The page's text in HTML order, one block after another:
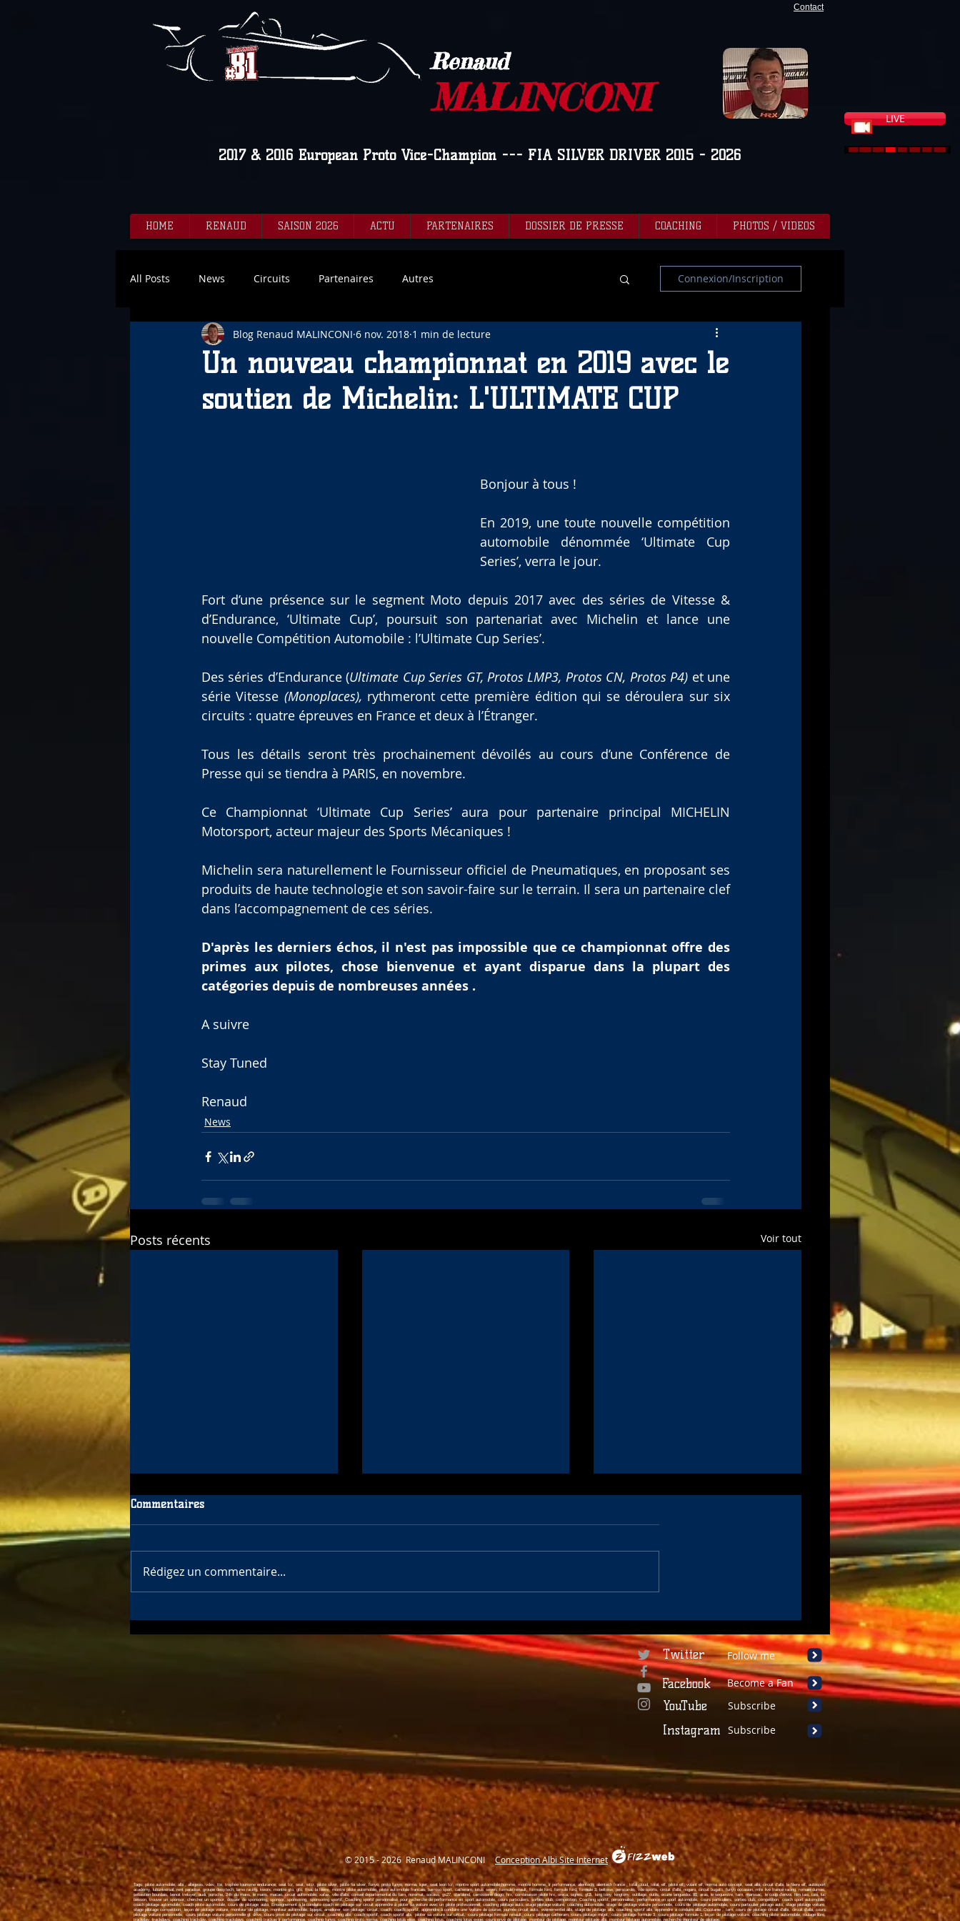
LIVE
Renaud
MALINCONI
Contact
2017 & 2016 European Proto Vice-Champion --- FIA SILVER DRIVER 2015 - 2026
HOME RENAUD SAISON 2026 ACTU PARTENAIRES DOSSIER DE PRESSE COACHING PHOTOS / VIDEOS
All Posts News Circuits Partenaires Autres Connexion/Inscription
Un nouveau championnat en 2019 avec le
soutien de Michelin: L'ULTIMATE CUP
Blog Renaud MALINCONI 6 nov. 2018 1 min de lecture
Bonjour à tous !
En 2019, une toute nouvelle compétition
automobile dénommée ‘Ultimate Cup
Series’, verra le jour.
Fort d’une présence sur le segment Moto depuis 2017 avec des séries de Vitesse &
d’Endurance, ‘Ultimate Cup’, poursuit son partenariat avec Michelin et lance une
nouvelle Compétition Automobile : l’Ultimate Cup Series’.
Des séries d’Endurance (Ultimate Cup Series GT, Protos LMP3, Protos CN, Protos P4) et une
série Vitesse (Monoplaces), rythmeront cette première édition qui se déroulera sur six
circuits : quatre épreuves en France et deux à l’Étranger.
Tous les détails seront très prochainement dévoilés au cours d’une Conférence de
Presse qui se tiendra à PARIS, en novembre.
Ce Championnat ‘Ultimate Cup Series’ aura pour partenaire principal MICHELIN
Motorsport, acteur majeur des Sports Mécaniques !
Michelin sera naturellement le Fournisseur officiel de Pneumatiques, en proposant ses
produits de haute technologie et son savoir-faire sur le terrain. Il sera un partenaire clef
dans l’accompagnement de ces séries.
D'après les derniers échos, il n'est pas impossible que ce championnat offre des
primes aux pilotes, chose bienvenue et ayant disparue dans la plupart des
catégories depuis de nombreuses années .
A suivre
Stay Tuned
Renaud
News
Posts récents Voir tout
LEDENON
célèbres Coupes de Pâques !
Commentaires
Rédigez un commentaire...
Twitter Follow me
Facebook Become a Fan
YouTube Subscribe
Instagram Subscribe
Conception Albi Site Internet
© 2015 - 2026 Renaud MALINCONI
Tags: pilote automobile, albi , albigeois, vdev, tte, trophée tourisme endurance, seat tcr, seat, wtcr, pilote silver, pilote fia silver, funyo, proto funyo, norma, ligier, seat leon tcr, montre sport automobile homme, montre homme, lr performance, alientech, alientech france , total cloud, total, elf, pilote elf, volant elf, norma auto concept, seat albi, circuit d'albi, la filiere elf, autosport
academy, lubuniversal, rent paradise, groupe desytech, lamo racing, kworx, montre gto, gto, ffsa, la filiere, montre pilote automobile, pilote automobile francais, barroso sport, catheram, lotus seven, formule renault, formule ford, formule ford, formule 3, beltoise, perscarolo, vde sports, circuit d'albi, nogaro, circuit bugatti, funyo occasion, mfe live france racing, romain dumas,
sebastien bourdais, benoit treluyer, audi, porsche, 24h du mans, le mans, macao, circuit automobile, xafax, ville d'albi, conseil departemental du tarn, noremat, socass, gs27, starblend, carrosserie diogo, hrx, combinaison pilote hrx, oreca, signes, gt2i, king tony, kingtony, outillage, outils, ecurie languedoc 81, aras, le sequestre, tarn, marssac, le coup d'envoi, film taxi, taxi, luc
besson, trouver un sponsor, chercher un sponsor, dossier de sponsoring, sponsor, sponsoring, sponsoring sportif, Coaching sportif personnalisé pour recherche de performance en sport automobile, cours particuliers, sorties club, compétition, Coaching sportif, personnalisé, performance en sport automobile, cours particuliers, sorties club, compétition, coach sport automobile,
coach pilotage automobile, coach pilote automobile, cours de pilotage auto, Enseignement à la conduite coach en pilotage sur circuit apprendre à piloter sa voiture avec un pilote professionnel, coaching pilotage auto, stage pilotage voiture, coaching automobile, stage de pilotage voiture personnelle, cours de pilotage automobile, cours particulier pilotage auto, stage pilotage voiture,
stage pilotage compétition, leçon de pilotage voiture, moniteur de pilotage, moniteur automobile, bpjeps, ameliorer son pilotage, circuit, coach, coach sportif, apprendre à conduire une voiture de course, journée circuit auto, evenementiel albi, stage de pilotage albi, coaching sportif albi, apprendre a conduire albi,Occitanie , tarn, cours de pilotage circuit d'albi, circuit d'albi, cours
pilotage voiture personnelle, cours pilotage voiture personnelle gt drive, cours privé de pilotage sur circuit, coaching albi, coach sportif, coach sportif albi, piloter sa voiture sur circuit, cours pilotage formule renault, cours pilotage catheram, cours pilotage mitjet, cours pilotageformule 3, cours pilotage formule 1, leçon de pilotage voiture, coaching pilote automobile, roulage libre,
trackday, trackdays, coaching trackday, coaching trackdays, coaching trackay lr performance, coaching funyo, coaching proto norma, coaching lotus elise, coaching lotus, coaching lotus exige, cours privé de pilotage, moniteur de pilotage, moniteur pilotage albi, moniteur pilotage automobile, recherche moniteur de pilotage,